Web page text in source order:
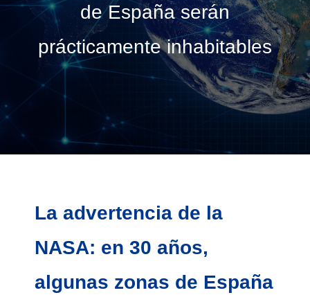
de España serán
prácticamente inhabitables
La advertencia de la
NASA: en 30 años,
algunas zonas de España